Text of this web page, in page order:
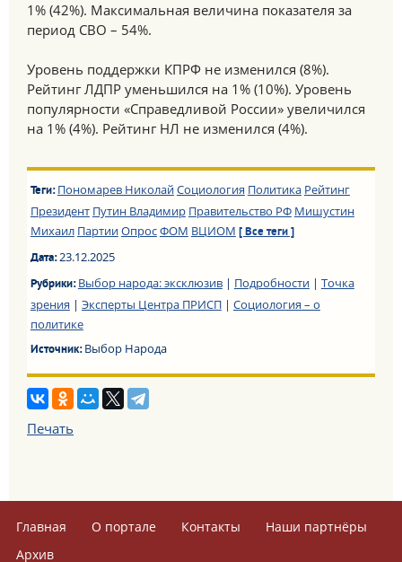
1% (42%). Максимальная величина показателя за
период СВО – 54%.
Уровень поддержки КПРФ не изменился (8%).
Рейтинг ЛДПР уменьшился на 1% (10%). Уровень
популярности «Справедливой России» увеличился
на 1% (4%). Рейтинг НЛ не изменился (4%).
Теги: Пономарев НиколайСоциология Политика Рейтинг
Президент Путин Владимир Правительство РФ Мишустин
Михаил ПартииОпросФОМ ВЦИОМ [ Все теги ]
Дата:23.12.2025
Рубрики:Выбор народа: эксклюзив| Подробности| Точка
зрения | Эксперты Центра ПРИСП| Социология – о
политике
Источник:Выбор Народа
Печать
Главная О портале Контакты
Наши партнёры
Архив